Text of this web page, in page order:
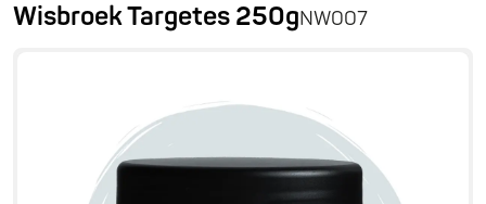
Wisbroek Targetes 250gNW007